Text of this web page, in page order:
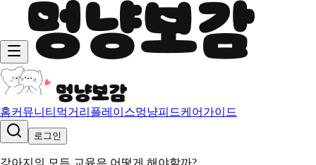
홈커뮤니티 먹거리 플레이스멍냥피드케어가이드
로그인
강아지의 모든 교육은 어떻게 해야할까?